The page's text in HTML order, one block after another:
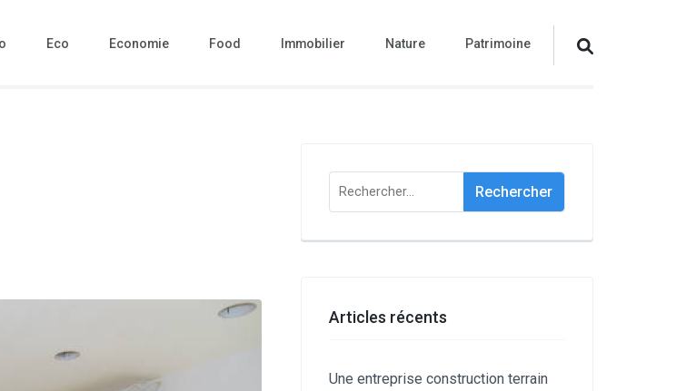
Eco Economie Food Immobilier Nature Patrimoine
Rechercher :
Articles récents
Une entreprise construction terrain